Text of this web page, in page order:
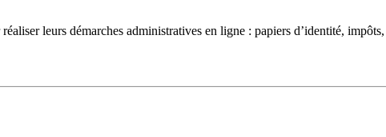
leurs démarches administratives en ligne : papiers d’identité,